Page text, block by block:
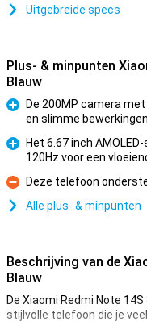
Uitgebreide specs
Plus- & minpunten
Blauw
Pluspunt
De 200MP camera
en slimme bewerkingen
Pluspunt
Het 6.67 inch
120Hz voor een
Minpunt
Deze telefoon
Alle plus- & minpunten
Beschrijving van de
Blauw
De Xiaomi Redmi Note
stijlvolle telefoon die je